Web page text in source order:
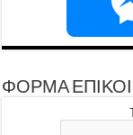
ΦΟΡΜΑ